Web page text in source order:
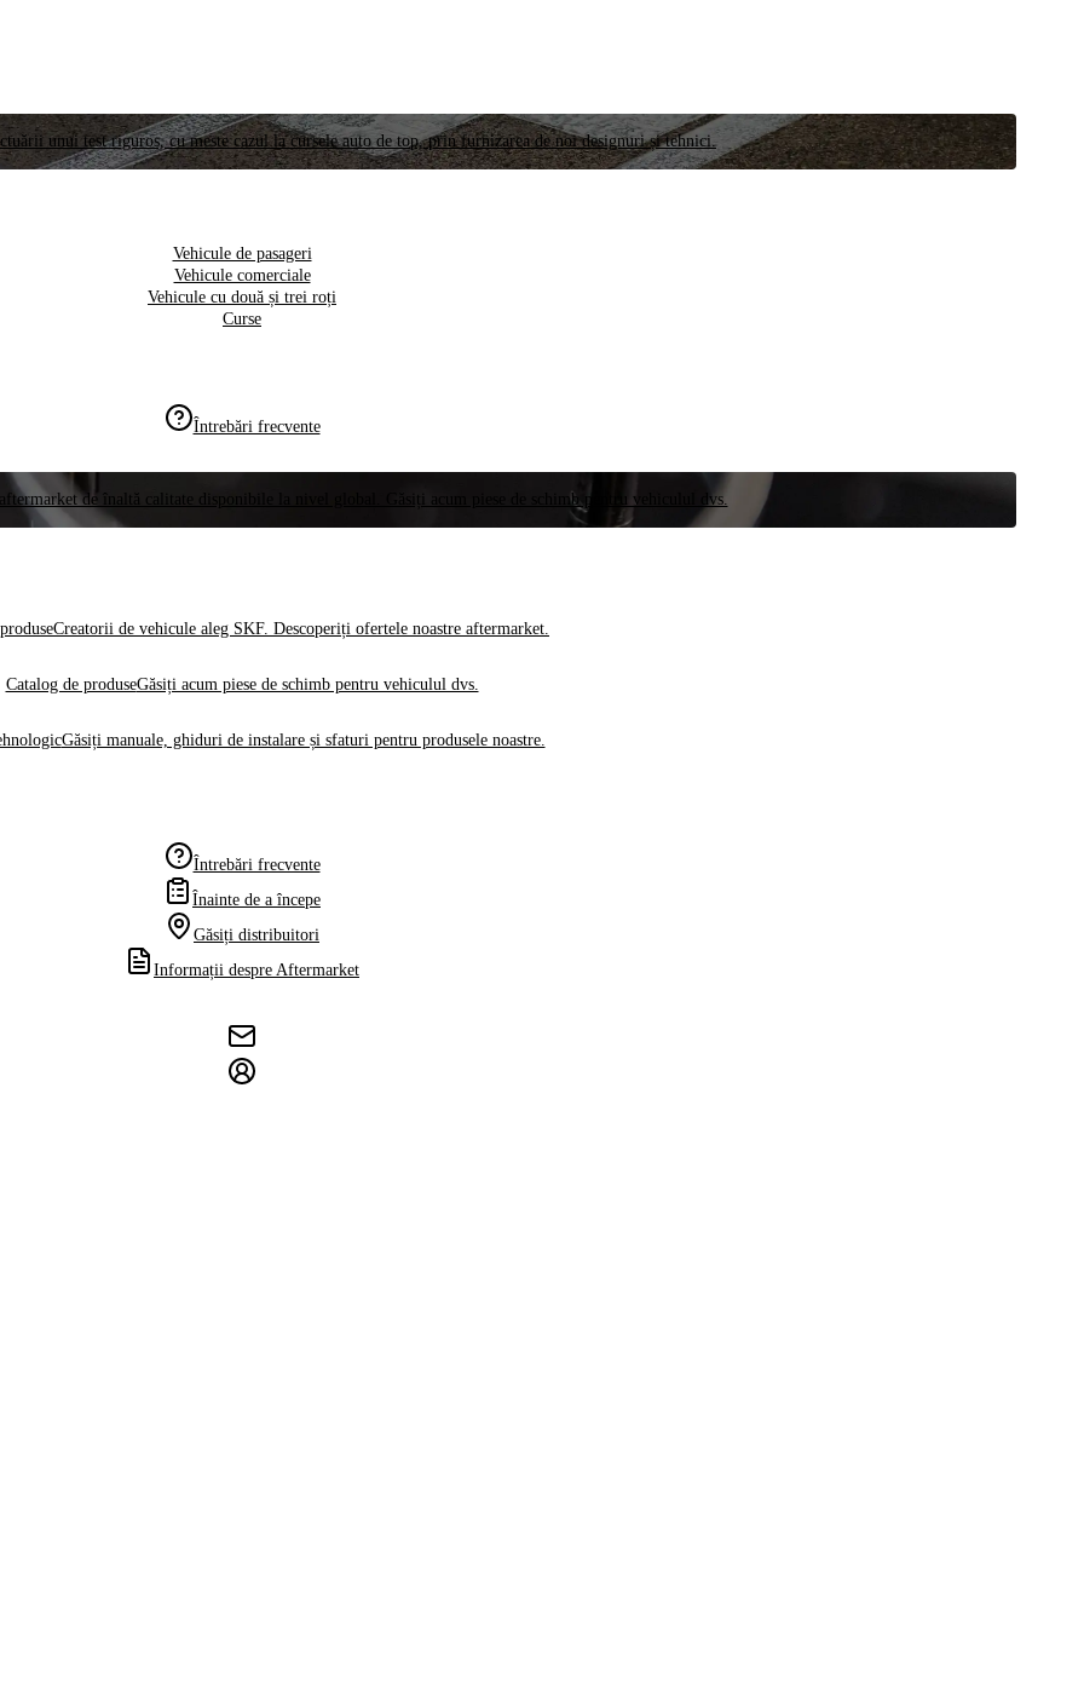
unui test riguros, cu meste cazul la cursele auto de top, prin furnizarea de noi designuri și tehnici.
Vehicule de pasageri
Vehicule comerciale
Vehicule cu două și trei roți
Curse
Întrebări frecvente
de înaltă calitate disponibile la nivel global. Găsiți acum piese de schimb pentru vehiculul dvs.
Creatorii de vehicule aleg SKF. Descoperiți ofertele noastre aftermarket.
Catalog de produseGăsiți acum piese de schimb pentru vehiculul dvs.
Găsiți manuale, ghiduri de instalare și sfaturi pentru produsele noastre.
Întrebări frecvente
Înainte de a începe
Găsiți distribuitori
Informații despre Aftermarket